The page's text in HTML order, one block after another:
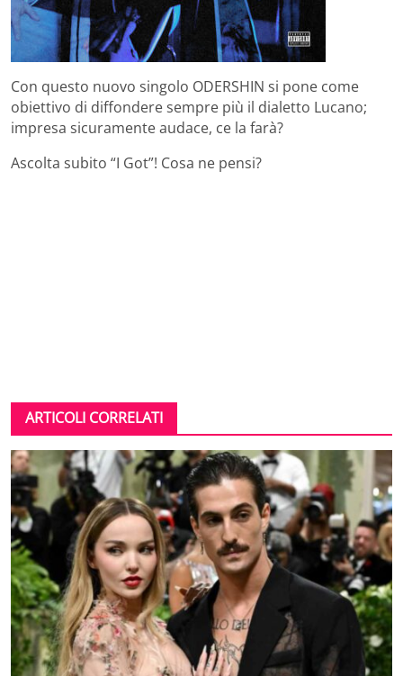
Con questo nuovo singolo ODERSHIN si pone come
obiettivo di diffondere sempre più il dialetto Lucano;
impresa sicuramente audace, ce la farà?
Ascolta subito “I Got”! Cosa ne pensi?
ARTICOLI CORRELATI